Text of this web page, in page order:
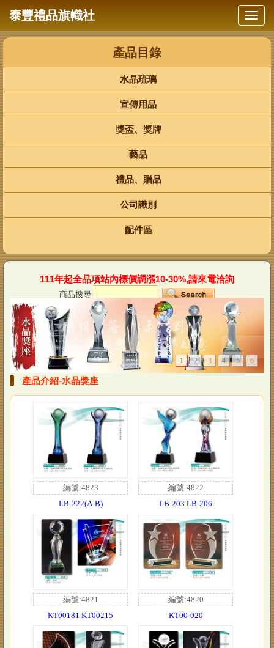
泰豐禮品旗幟社
水晶琉璃
宣傳用品
獎盃、獎牌
藝品
禮品、贈品
公司識別
配件區
111年起全品項站內標價調漲10-30%,請來電洽詢
商品搜尋
1 2 3 4 5 6
產品介紹-水晶獎座
編號:4823
LB-222(A-B)
編號:4822
LB-203 LB-206
編號:4821
KT00181 KT00215
編號:4820
KT00-020